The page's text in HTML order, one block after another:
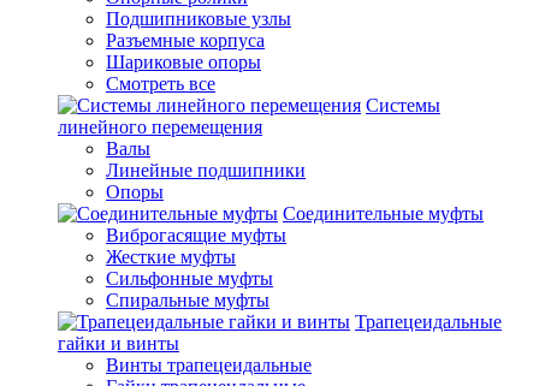
Подшипниковые узлы
Разъемные корпуса
Шариковые опоры
Смотреть все
Системы
линейного перемещения
Валы
Линейные подшипники
Опоры
Соединительные муфты
Виброгасящие муфты
Жесткие муфты
Сильфонные муфты
Спиральные муфты
Трапецеидальные
гайки и винты
Винты трапецеидальные